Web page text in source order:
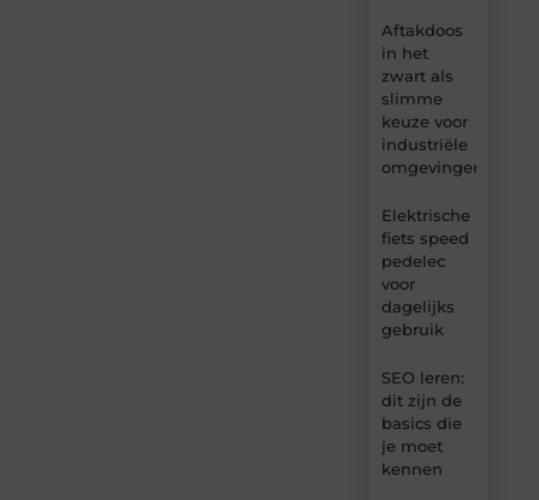
Aftakdoos
in het
zwart als
slimme
keuze voor
industriële
omgevingen
Elektrische
fiets speed
pedelec
voor
dagelijks
gebruik
SEO leren:
dit zijn de
basics die
je moet
kennen